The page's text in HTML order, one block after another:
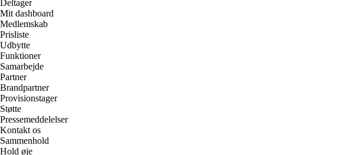
Deltager
Mit dashboard
Medlemskab
Prisliste
Udbytte
Funktioner
Samarbejde
Partner
Brandpartner
Provisionstager
Støtte
Pressemeddelelser
Kontakt os
Sammenhold
Hold øje